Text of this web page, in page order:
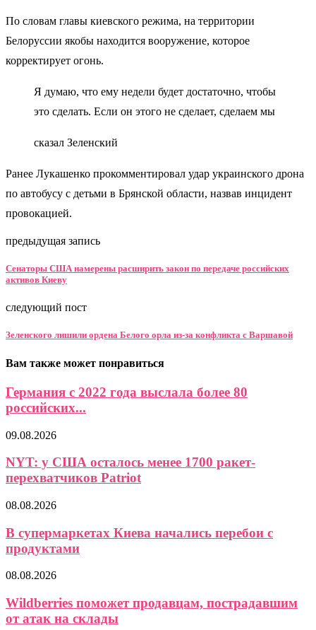
По словам главы киевского режима, на территории
Белоруссии якобы находится вооружение, которое
корректирует огонь.
Я думаю, что ему недели будет достаточно, чтобы
это сделать. Если он этого не сделает, сделаем мы
сказал Зеленский
Ранее Лукашенко прокомментировал удар украинского дрона
по автобусу с детьми в Брянской области, назвав инцидент
провокацией.
предыдущая запись
Сенаторы США намерены расширить закон по передаче российских
активов Киеву
следующий пост
Зеленского лишили ордена Белого орла из-за конфликта с Варшавой
Вам также может понравиться
Германия с 2022 года выслала более 80
российских...
09.08.2026
NYT: у США осталось менее 1700 ракет-
перехватчиков Patriot
08.08.2026
В супермаркетах Киева начались перебои с
продуктами
08.08.2026
Wildberries поможет продавцам, пострадавшим
от атак на склады